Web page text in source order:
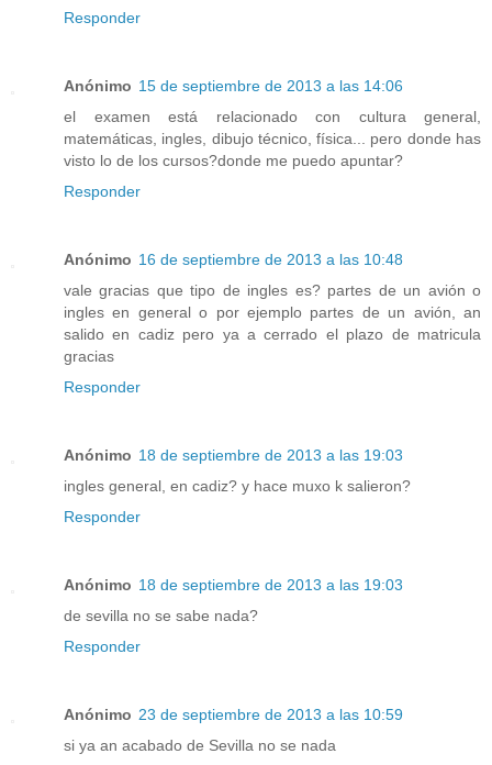
Responder
Anónimo 15 de septiembre de 2013 a las 14:06
el examen está relacionado con cultura general,
matemáticas, ingles, dibujo técnico, física... pero donde has
visto lo de los cursos?donde me puedo apuntar?
Responder
Anónimo 16 de septiembre de 2013 a las 10:48
vale gracias que tipo de ingles es? partes de un avión o
ingles en general o por ejemplo partes de un avión, an
salido en cadiz pero ya a cerrado el plazo de matricula
gracias
Responder
Anónimo 18 de septiembre de 2013 a las 19:03
ingles general, en cadiz? y hace muxo k salieron?
Responder
Anónimo 18 de septiembre de 2013 a las 19:03
de sevilla no se sabe nada?
Responder
Anónimo 23 de septiembre de 2013 a las 10:59
si ya an acabado de Sevilla no se nada